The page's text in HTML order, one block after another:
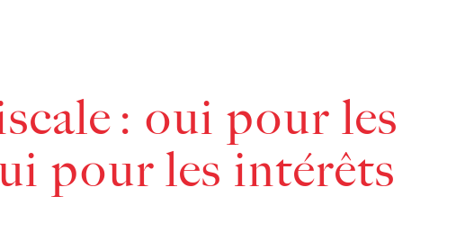
: oui pour les
pour les intérêts